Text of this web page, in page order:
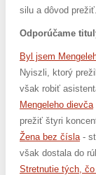
silu a dôvod prežiť.
Odporúčame
Byl jsem
Nyiszli, ktorý
však robiť
Mengeleho dievča
prežiť štyri
Žena bez čísla -
však dostala do
Stretnutie tých,